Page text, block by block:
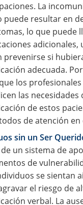
La
puede resultar en
lo que puede
adicionales,
prevenirse si
adecuada.
los
las necesidades
de estos
de atención en
sin un Ser
un sistema de
de
se sientan
el riesgo de
verbal. La